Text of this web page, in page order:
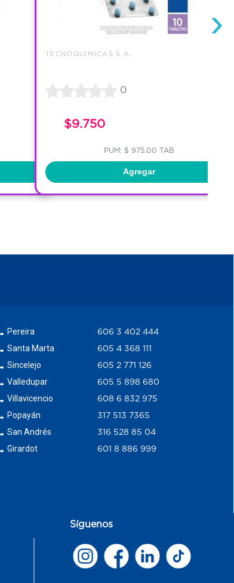
TECNOQUIMICAS S.A.
0
$9.750
PUM: $ 975.00 TAB
Agregar
›
Pereira
Santa Marta
Sincelejo
Valledupar
Villavicencio
Popayán
San Andrés
Girardot
606 3 402 444
605 4 368 111
605 2 771 126
605 5 898 680
608 6 832 975
317 513 7365
316 528 85 04
601 8 886 999
Síguenos